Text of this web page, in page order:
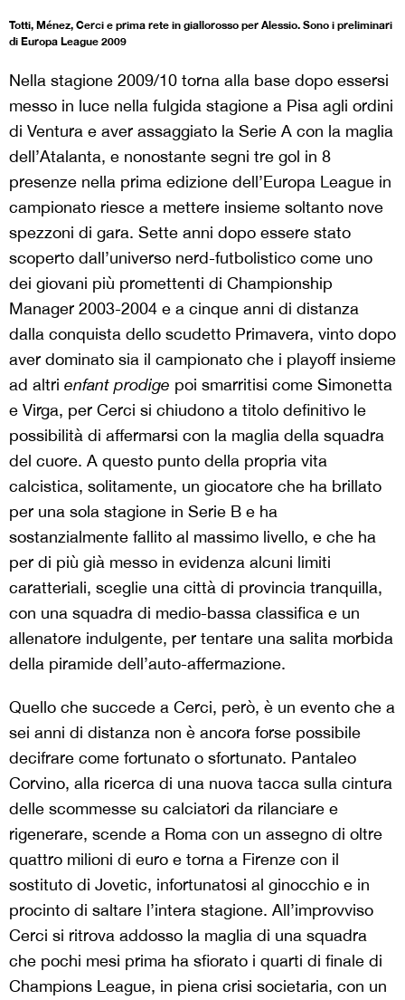
Totti, Ménez, Cerci e prima rete in giallorosso per Alessio. Sono i preliminari
di Europa League 2009
Nella stagione 2009/10 torna alla base dopo essersi
messo in luce nella fulgida stagione a Pisa agli ordini
di Ventura e aver assaggiato la Serie A con la maglia
dell’Atalanta, e nonostante segni tre gol in 8
presenze nella prima edizione dell’Europa League in
campionato riesce a mettere insieme soltanto nove
spezzoni di gara. Sette anni dopo essere stato
scoperto dall’universo nerd-futbolistico come uno
dei giovani più promettenti di Championship
Manager 2003-2004 e a cinque anni di distanza
dalla conquista dello scudetto Primavera, vinto dopo
aver dominato sia il campionato che i playoff insieme
ad altri enfant prodige poi smarritisi come Simonetta
e Virga, per Cerci si chiudono a titolo definitivo le
possibilità di affermarsi con la maglia della squadra
del cuore. A questo punto della propria vita
calcistica, solitamente, un giocatore che ha brillato
per una sola stagione in Serie B e ha
sostanzialmente fallito al massimo livello, e che ha
per di più già messo in evidenza alcuni limiti
caratteriali, sceglie una città di provincia tranquilla,
con una squadra di medio-bassa classifica e un
allenatore indulgente, per tentare una salita morbida
della piramide dell’auto-affermazione.
Quello che succede a Cerci, però, è un evento che a
sei anni di distanza non è ancora forse possibile
decifrare come fortunato o sfortunato. Pantaleo
Corvino, alla ricerca di una nuova tacca sulla cintura
delle scommesse su calciatori da rilanciare e
rigenerare, scende a Roma con un assegno di oltre
quattro milioni di euro e torna a Firenze con il
sostituto di Jovetic, infortunatosi al ginocchio e in
procinto di saltare l’intera stagione. All’improvviso
Cerci si ritrova addosso la maglia di una squadra
che pochi mesi prima ha sfiorato i quarti di finale di
Champions League, in piena crisi societaria, con un